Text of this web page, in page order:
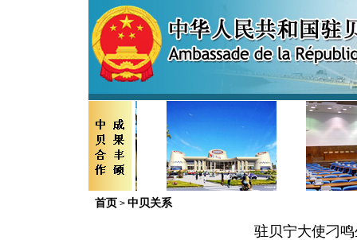
首页 > 中贝关系
驻贝宁大使刁